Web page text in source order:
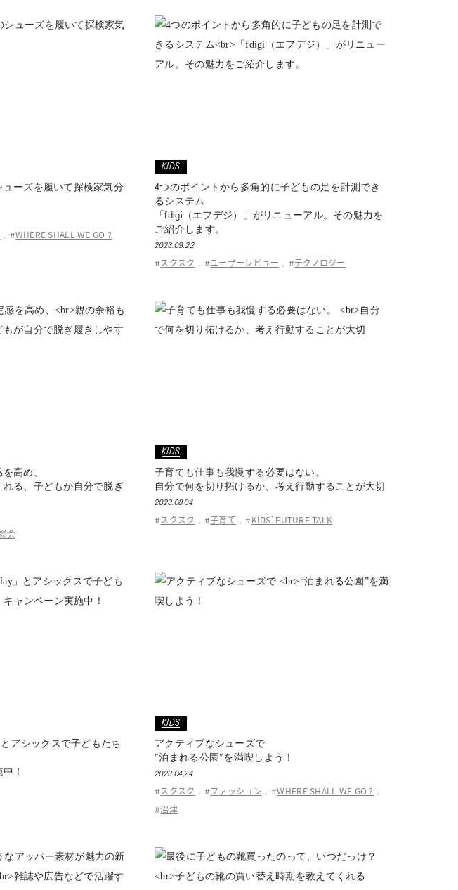
ューズを履いて探検家気分
, #WHERE SHALL WE GO ?
KIDS
4つのポイントから多角的に子どもの足を計測でき
るシステム
「fdigi（エフデジ）」がリニューアル。その魅力を
ご紹介します。
2023.09.22
# スクスク , # ユーザーレビュー , # テクノロジー
高め、
る、子どもが自分で脱ぎ
会
KIDS
子育ても仕事も我慢する必要はない。
自分で何を切り拓けるか、考え行動することが大切
2023.08.04
# スクスク , #子育て , # KIDS’ FUTURE TALK
とアシックスで子どもたち
！
KIDS
アクティブなシューズで
“泊まれる公園”を満喫しよう！
2023.04.24
# スクスク , # ファッション , #WHERE SHALL WE GO ? ,
#沼津